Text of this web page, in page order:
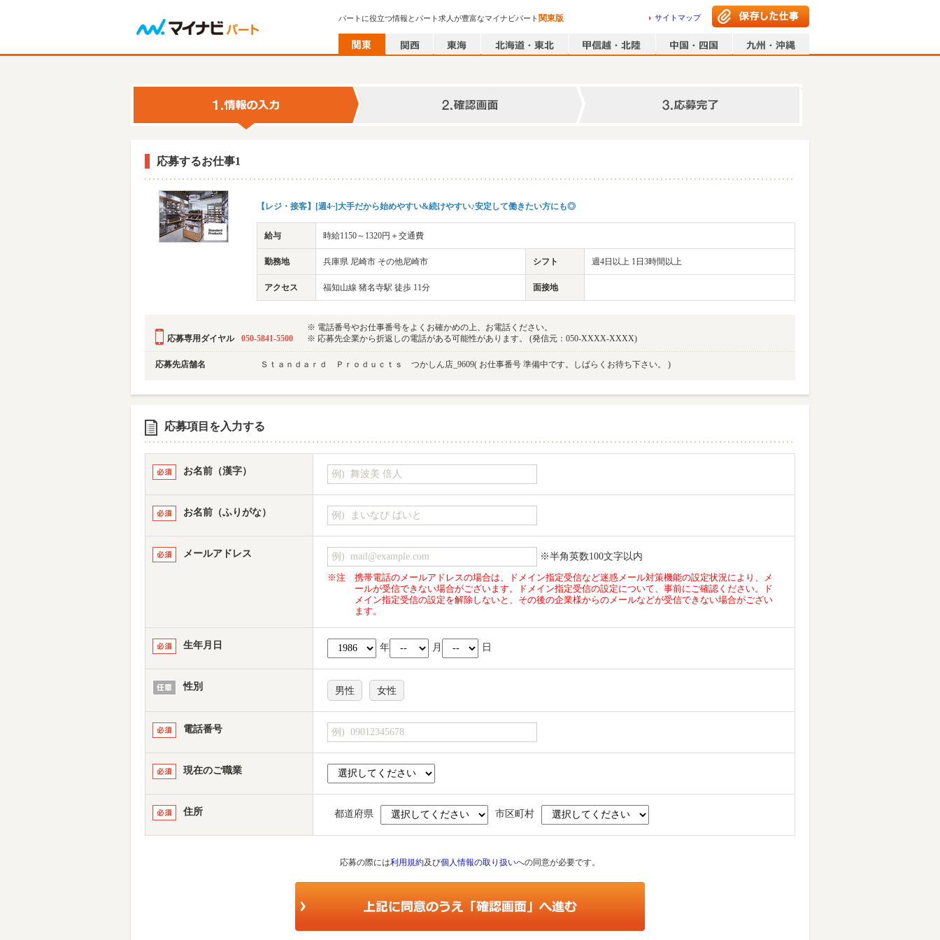
パートに役立つ情報とパート求人が豊富なマイナビパート 関東版 サイトマップ
応募するお仕事1
【レジ・接客】[週4~]大手だから始めやすい&続けやすい♪安定して働きたい方にも◎
給与 時給1150～1320円＋交通費
勤務地 兵庫県 尼崎市 その他尼崎市 シフト 週4日以上 1日3時間以上
アクセス 福知山線 猪名寺駅 徒歩 11分 面接地
応募専用ダイヤル 050-5841-5500
※ 電話番号やお仕事番号をよくお確かめの上、お電話ください。
※ 応募先企業から折返しの電話がある可能性があります。 (発信元：050-XXXX-XXXX)
応募先店舗名 Ｓｔａｎｄａｒｄ Ｐｒｏｄｕｃｔｓ つかしん店_9609( お仕事番号 準備中です。しばらくお待ち下さい。 )
応募項目を入力する
お名前（漢字）
お名前（ふりがな）
メールアドレス
※半角英数100文字以内
※注
携帯電話のメールアドレスの場合は、ドメイン指定受信など迷惑メール対策機能の設定状況により、メ
ールが受信できない場合がございます。ドメイン指定受信の設定について、事前にご確認ください。ド
メイン指定受信の設定を解除しないと、その後の企業様からのメールなどが受信できない場合がござい
ます。
生年月日 年 月 日
性別 男性 女性
電話番号
現在のご職業
住所 都道府県 市区町村
応募の際には利用規約及び個人情報の取り扱いへの同意が必要です。